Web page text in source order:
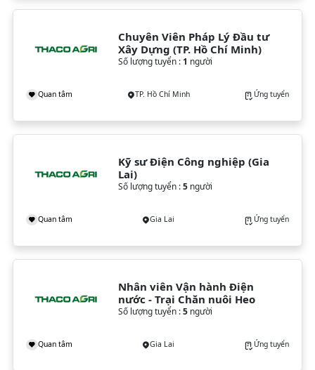
Chuyên Viên Pháp Lý Đầu tư
Xây Dựng (TP. Hồ Chí Minh)
Số lượng tuyển : 1 người
Quan tâm TP. Hồ Chí Minh Ứng tuyển
Kỹ sư Điện Công nghiệp (Gia
Lai)
Số lượng tuyển :5người
Quan tâm Gia Lai Ứng tuyển
Nhân viên Vận hành Điện
nước - Trại Chăn nuôi Heo
Số lượng tuyển :5người
Quan tâm Gia Lai Ứng tuyển